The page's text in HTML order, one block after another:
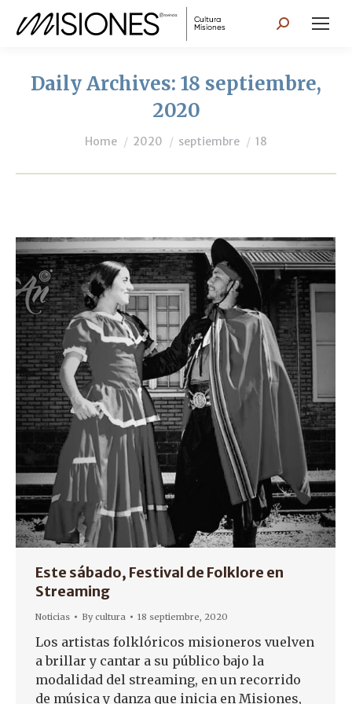
Search:
Daily Archives: 18 septiembre,
2020
You are here:
Home 2020 septiembre 18
Este sábado, Festival de Folklore en
Streaming
Noticias Bycultura 18 septiembre, 2020
Los artistas folklóricos misioneros vuelven
a brillar y cantar a su público bajo la
modalidad del streaming, en un recorrido
de música y danza que inicia en Misiones,